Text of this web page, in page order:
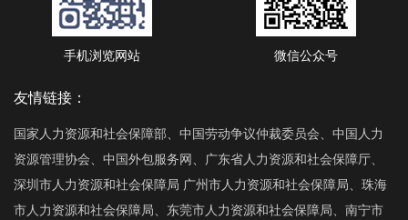
手机浏览网站 微信公众号
友情链接：
国家人力资源和社会保障部、中国劳动争议仲裁委员会、中国人力
资源管理协会、中国外包服务网、广东省人力资源和社会保障厅、
深圳市人力资源和社会保障局 广州市人力资源和社会保障局、珠海
市人力资源和社会保障局、东莞市人力资源和社会保障局、南宁市